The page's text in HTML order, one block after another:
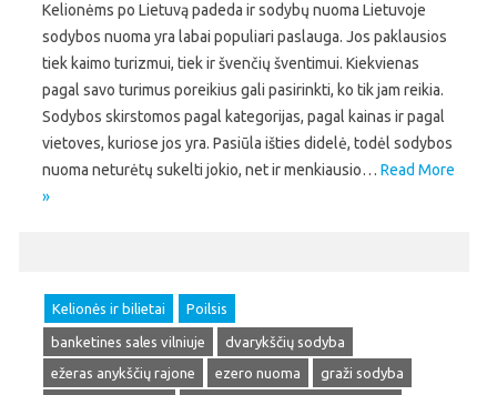
Kelionėms po Lietuvą padeda ir sodybų nuoma Lietuvoje
sodybos nuoma yra labai populiari paslauga. Jos paklausios
tiek kaimo turizmui, tiek ir švenčių šventimui. Kiekvienas
pagal savo turimus poreikius gali pasirinkti, ko tik jam reikia.
Sodybos skirstomos pagal kategorijas, pagal kainas ir pagal
vietoves, kuriose jos yra. Pasiūla išties didelė, todėl sodybos
nuoma neturėtų sukelti jokio, net ir menkiausio… Read More
»
Kelionės ir bilietai Poilsis
banketines sales vilniuje
dvarykščių sodyba
ežeras anykščių rajone
ezero nuoma
graži sodyba